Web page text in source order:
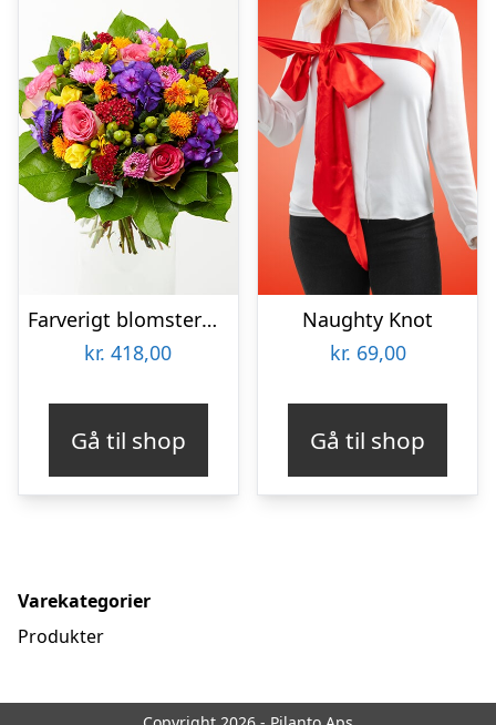
Farverigt blomstermix – Send blomster med Bloomit
kr. 418,00
Gå til shop
Naughty Knot
kr. 69,00
Gå til shop
Varekategorier
Produkter